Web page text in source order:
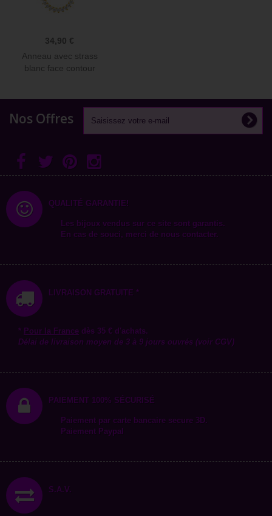
34,90 €
Anneau avec strass
blanc face contour
Nos Offres
QUALITÉ GARANTIE!
Les bijoux vendus sur ce site sont garantis.
En cas de souci, merci de nous contacter.
LIVRAISON GRATUITE *
* Pour la France dès 35 € d'achats.
Délai de livraison moyen de 3 à 9 jours ouvrés (voir CGV)
PAIEMENT 100% SÉCURISÉ
Paiement par carte bancaire secure 3D.
Paiement Paypal
S.A.V.